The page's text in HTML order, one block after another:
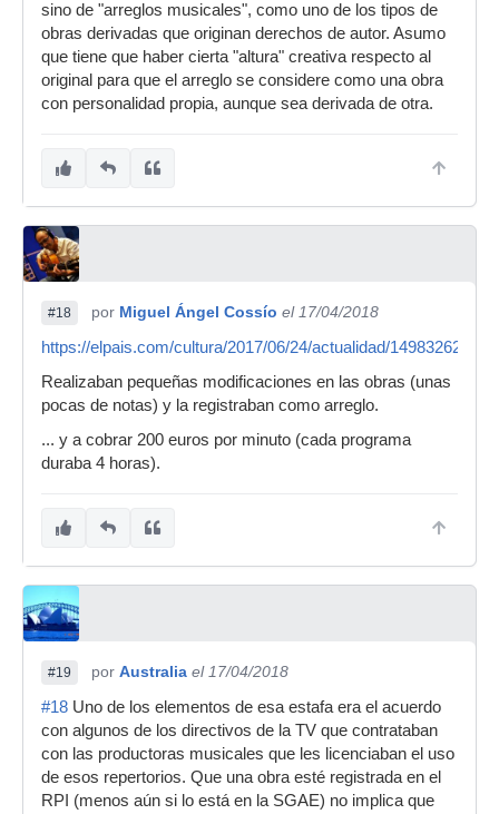
sino de "arreglos musicales", como uno de los tipos de
obras derivadas que originan derechos de autor. Asumo
que tiene que haber cierta "altura" creativa respecto al
original para que el arreglo se considere como una obra
con personalidad propia, aunque sea derivada de otra.
#18 por Miguel Ángel Cossío el 17/04/2018
https://elpais.com/cultura/2017/06/24/actualidad/
Realizaban pequeñas modificaciones en las obras (unas
pocas de notas) y la registraban como arreglo.
... y a cobrar 200 euros por minuto (cada programa
duraba 4 horas).
#19 por Australia el 17/04/2018
#18 Uno de los elementos de esa estafa era el acuerdo
con algunos de los directivos de la TV que contrataban
con las productoras musicales que les licenciaban el uso
de esos repertorios. Que una obra esté registrada en el
RPI (menos aún si lo está en la SGAE) no implica que